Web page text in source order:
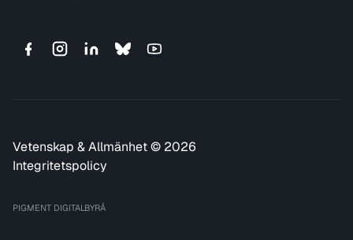
Vetenskap & Allmänhet © 2026
Integritetspolicy
PIGMENT DIGITALBYRÅ